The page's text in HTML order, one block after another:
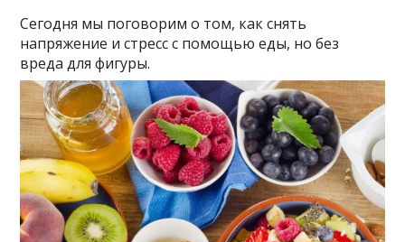
Сегодня мы поговорим о том, как снять
напряжение и стресс с помощью еды, но без
вреда для фигуры.